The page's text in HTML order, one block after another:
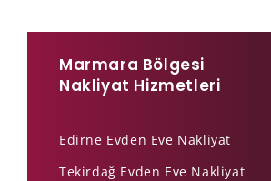
Marmara Bölgesi
Nakliyat Hizmetleri
Edirne Evden Eve Nakliyat
Tekirdağ Evden Eve Nakliyat